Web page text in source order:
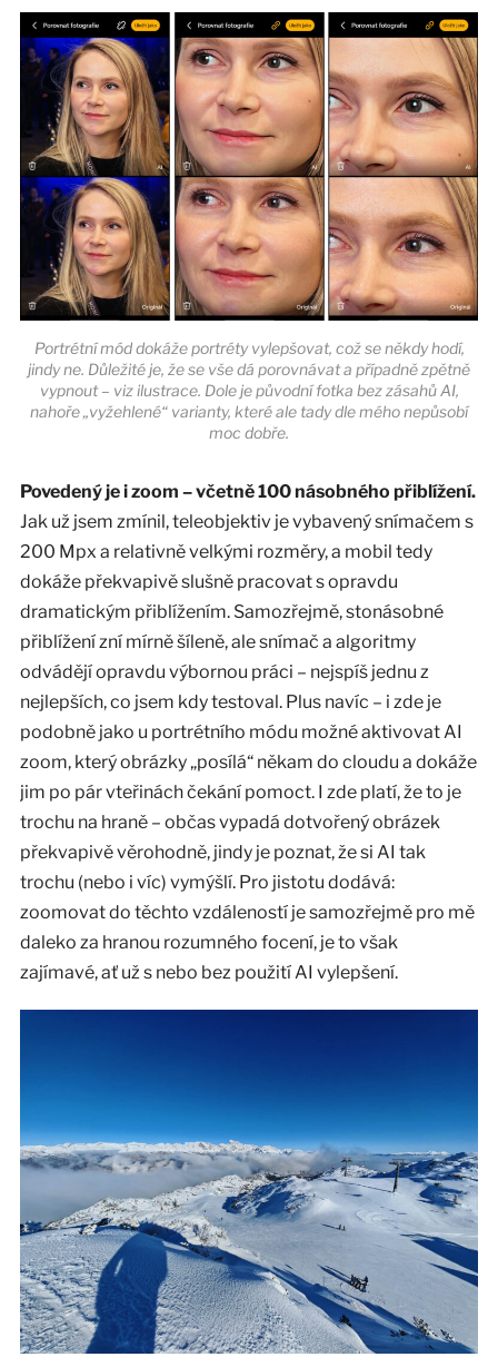
Portrétní mód dokáže portréty vylepšovat, což se někdy hodí,
jindy ne. Důležité je, že se vše dá porovnávat a případně zpětně
vypnout – viz ilustrace. Dole je původní fotka bez zásahů AI,
nahoře „vyžehlené“ varianty, které ale tady dle mého nepůsobí
moc dobře.
Povedený je i zoom – včetně 100 násobného přiblížení.
Jak už jsem zmínil, teleobjektiv je vybavený snímačem s
200 Mpx a relativně velkými rozměry, a mobil tedy
dokáže překvapivě slušně pracovat s opravdu
dramatickým přiblížením. Samozřejmě, stonásobné
přiblížení zní mírně šíleně, ale snímač a algoritmy
odvádějí opravdu výbornou práci – nejspíš jednu z
nejlepších, co jsem kdy testoval. Plus navíc – i zde je
podobně jako u portrétního módu možné aktivovat AI
zoom, který obrázky „posílá“ někam do cloudu a dokáže
jim po pár vteřinách čekání pomoct. I zde platí, že to je
trochu na hraně – občas vypadá dotvořený obrázek
překvapivě věrohodně, jindy je poznat, že si AI tak
trochu (nebo i víc) vymýšlí. Pro jistotu dodává:
zoomovat do těchto vzdáleností je samozřejmě pro mě
daleko za hranou rozumného focení, je to však
zajímavé, ať už s nebo bez použití AI vylepšení.